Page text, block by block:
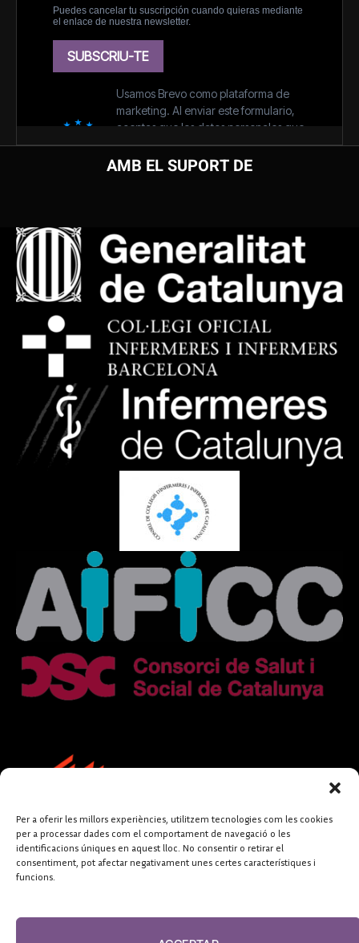
Per a oferir les millors experiències, utilitzem tecnologies com les cookies
per a processar dades com el comportament de navegació o les
identificacions úniques en aquest lloc. No consentir o retirar el
consentiment, pot afectar negativament unes certes característiques i
funcions.
AMB EL SUPORT DE
FUNDACIÓ